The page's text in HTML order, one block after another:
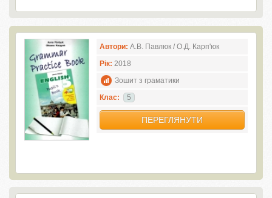
Автори: А.В. Павлюк / О.Д. Карп'юк
Рік: 2018
Зошит з граматики
Клас:
5
ПЕРЕГЛЯНУТИ